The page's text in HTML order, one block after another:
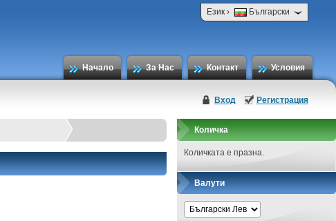
Език › Български
Начало За Нас Контакт Условия
Вход Регистрация
Количка
Количката е празна.
Валути